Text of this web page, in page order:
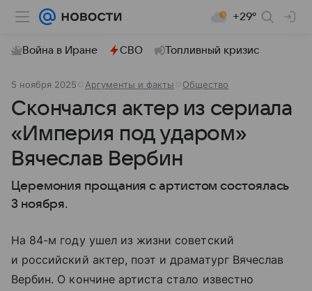
+29°
Война в Иране СВО Топливный кризис
5 ноября 2025 Аргументы и факты Общество
Скончался актер из сериала
«Империя под ударом»
Вячеслав Вербин
Церемония прощания с артистом состоялась
3 ноября.
На 84-м году ушел из жизни советский
и российский актер, поэт и драматург Вячеслав
Вербин. О кончине артиста стало известно